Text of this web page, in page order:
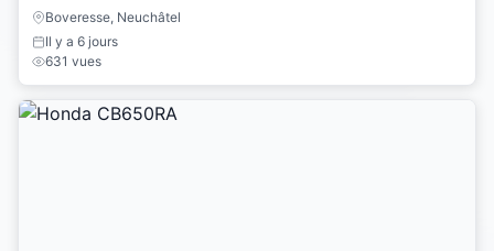
Boveresse, Neuchâtel
Il y a 6 jours
631 vues